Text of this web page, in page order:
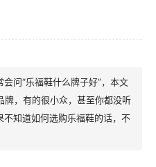
问“乐福鞋什么牌子好”，本文
牌，有的很小众，甚至你都没听
知道如何选购乐福鞋的话，不